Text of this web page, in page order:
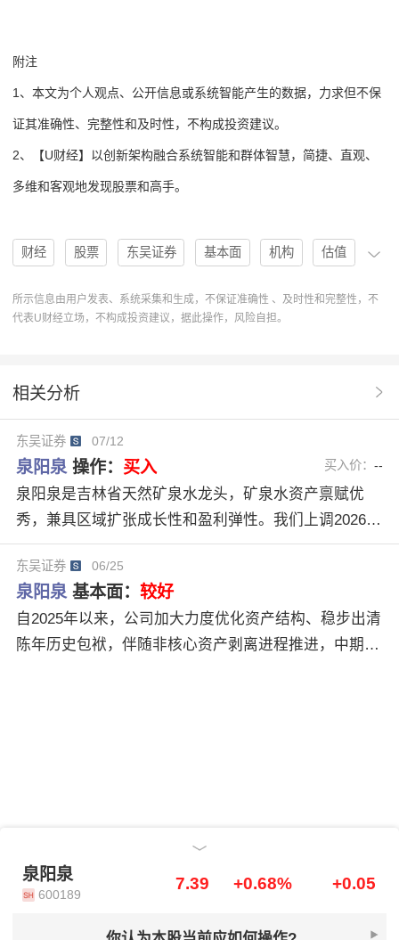
附注
1、本文为个人观点、公开信息或系统智能产生的数据，力求但不保
证其准确性、完整性和及时性，不构成投资建议。
2、【U财经】以创新架构融合系统智能和群体智慧，简捷、直观、
多维和客观地发现股票和高手。
财经 股票 东吴证券 基本面 机构 估值
评级 分析 趋势 研报 区域扩张
研报解读
预付款模式 白山松水
所示信息由用户发表、系统采集和生成，不保证准确性 、及时性和完整性，不
代表U财经立场，不构成投资建议，据此操作，风险自担。
相关分析
东吴证券 07/12
泉阳泉 操作： 买入 买入价：--
泉阳泉是吉林省天然矿泉水龙头，矿泉水资产禀赋优
秀，兼具区域扩张成长性和盈利弹性。我们上调2026~2
028年归母净利为0.7、1.9、3.1亿元（原预期为0.6、1.
6、2.5亿元），同比+365%、+178%、+58%，对应PE
为72、26、16x，维持“买入”评级。
东吴证券 06/25
泉阳泉 基本面： 较好
自2025年以来，公司加大力度优化资产结构、稳步出清
陈年历史包袱，伴随非核心资产剥离进程推进，中期盈
泉阳泉
泉阳泉
600189
7.39 +0.68% +0.05